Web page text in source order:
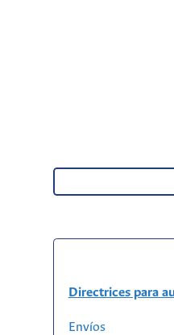
Directrices para
Envíos